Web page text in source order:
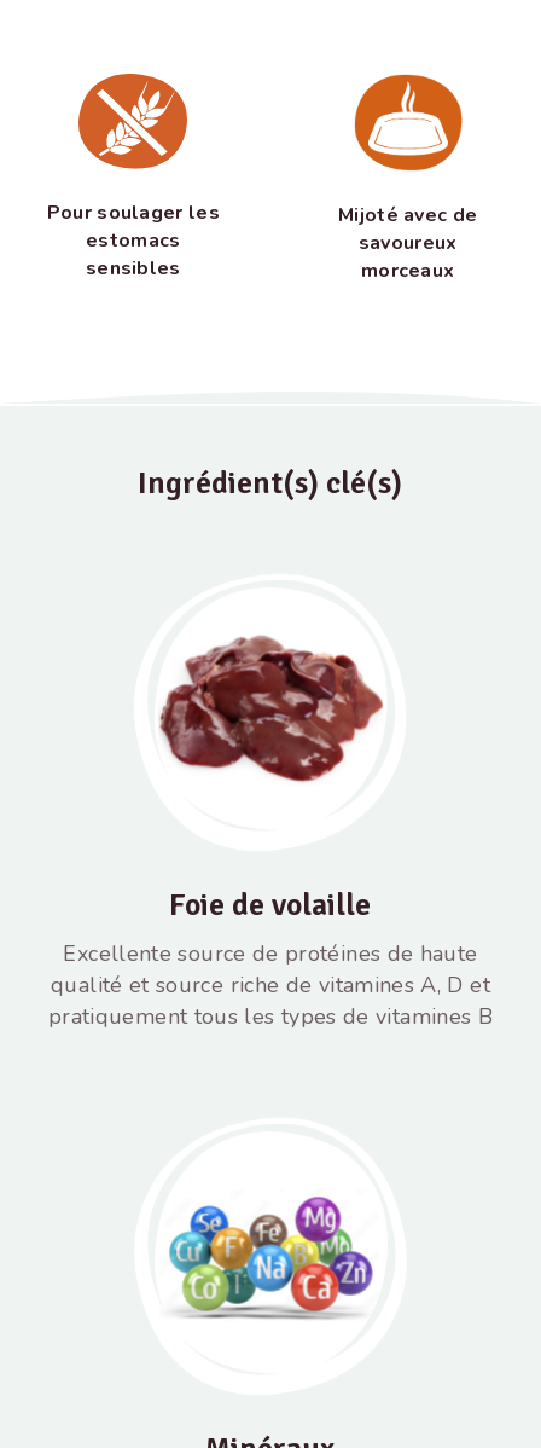
Pour soulager les
estomacs
sensibles
Mijoté avec de
savoureux
morceaux
Ingrédient(s) clé(s)
Foie de volaille
Excellente source de protéines de haute
qualité et source riche de vitamines A, D et
pratiquement tous les types de vitamines B